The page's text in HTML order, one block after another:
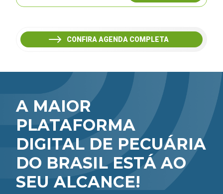
CONFIRA AGENDA COMPLETA
A MAIOR
PLATAFORMA
DIGITAL DE PECUÁRIA
DO BRASIL ESTÁ AO
SEU ALCANCE!